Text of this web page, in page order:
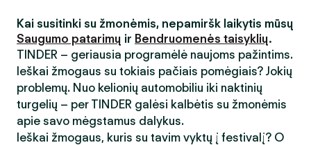
Kai susitinki su žmonėmis, nepamiršk laikytis mūsų
Saugumo patarimų ir Bendruomenės taisyklių.
TINDER – geriausia programėlė naujoms pažintims.
Ieškai žmogaus su tokiais pačiais pomėgiais? Jokių
problemų. Nuo kelionių automobiliu iki naktinių
turgelių – per TINDER galėsi kalbėtis su žmonėmis
apie savo mėgstamus dalykus.
Ieškai žmogaus, kuris su tavim vyktų į festivalį? O